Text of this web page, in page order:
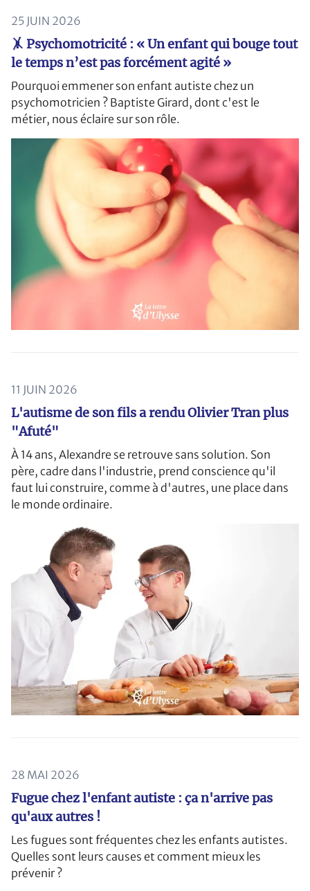
25 JUIN 2026
🤸 Psychomotricité : « Un enfant qui bouge tout
le temps n’est pas forcément agité »
Pourquoi emmener son enfant autiste chez un
psychomotricien ? Baptiste Girard, dont c'est le
métier, nous éclaire sur son rôle.
11 JUIN 2026
L'autisme de son fils a rendu Olivier Tran plus
"Afuté"
À 14 ans, Alexandre se retrouve sans solution. Son
père, cadre dans l'industrie, prend conscience qu'il
faut lui construire, comme à d'autres, une place dans
le monde ordinaire.
28 MAI 2026
Fugue chez l'enfant autiste : ça n'arrive pas
qu'aux autres !
Les fugues sont fréquentes chez les enfants autistes.
Quelles sont leurs causes et comment mieux les
prévenir ?